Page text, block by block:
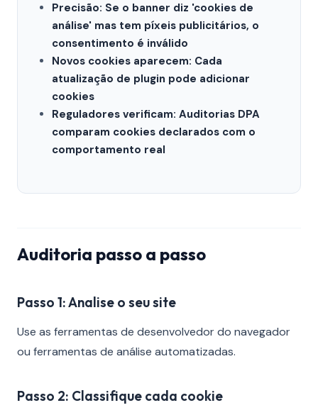
Precisão: Se o banner diz 'cookies de
análise' mas tem píxeis publicitários, o
consentimento é inválido
Novos cookies aparecem: Cada
atualização de plugin pode adicionar
cookies
Reguladores verificam: Auditorias DPA
comparam cookies declarados com o
comportamento real
Auditoria passo a passo
Passo 1: Analise o seu site
Use as ferramentas de desenvolvedor do navegador
ou ferramentas de análise automatizadas.
Passo 2: Classifique cada cookie